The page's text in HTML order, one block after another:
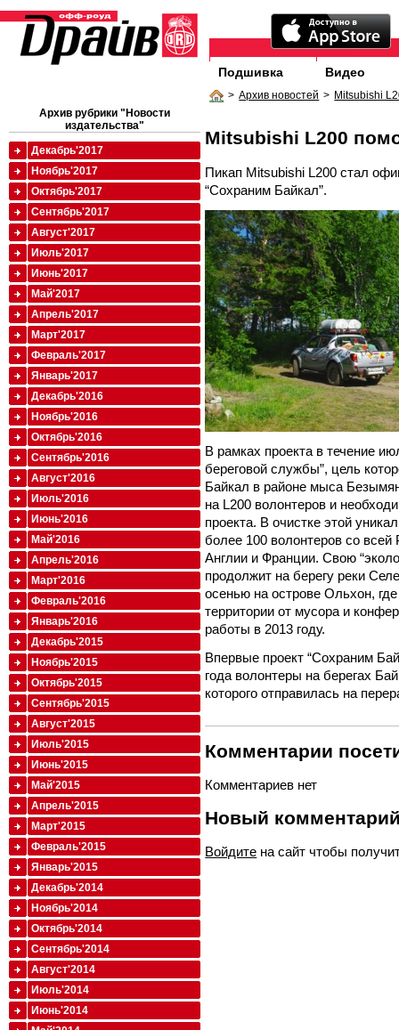
Подшивка Видео
> Архив новостей > Mitsubishi
Mitsubishi L200
Пикап Mitsubishi L200 стал
“Сохраним Байкал”.
В рамках проекта в течение
береговой службы”, цель
Байкал в районе мыса
на L200 волонтеров и
проекта. В очистке этой
более 100 волонтеров со
Англии и Франции. Свою
продолжит на берегу реки
осенью на острове Ольхон,
территории от мусора и
работы в 2013 году.
Впервые проект “Сохраним
года волонтеры на берегах
которого отправилась на
Комментарии
Комментариев нет
Новый
Войдите на сайт чтобы
Архив рубрики "Новости
издательства"
Декабрь'2017
Ноябрь'2017
Октябрь'2017
Сентябрь'2017
Август'2017
Июль'2017
Июнь'2017
Май'2017
Апрель'2017
Март'2017
Февраль'2017
Январь'2017
Декабрь'2016
Ноябрь'2016
Октябрь'2016
Сентябрь'2016
Август'2016
Июль'2016
Июнь'2016
Май'2016
Апрель'2016
Март'2016
Февраль'2016
Январь'2016
Декабрь'2015
Ноябрь'2015
Октябрь'2015
Сентябрь'2015
Август'2015
Июль'2015
Июнь'2015
Май'2015
Апрель'2015
Март'2015
Февраль'2015
Январь'2015
Декабрь'2014
Ноябрь'2014
Октябрь'2014
Сентябрь'2014
Август'2014
Июль'2014
Июнь'2014